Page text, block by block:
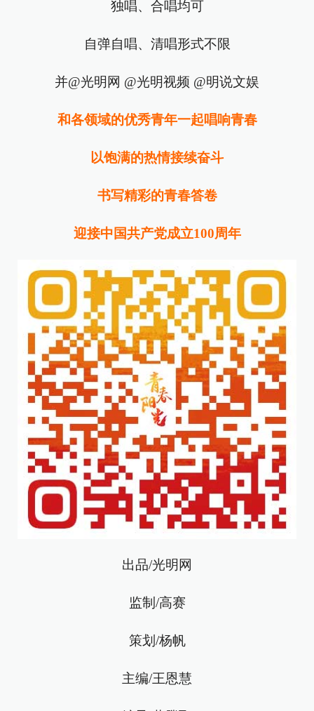
独唱、合唱均可
自弹自唱、清唱形式不限
并@光明网 @光明视频 @明说文娱
和各领域的优秀青年一起唱响青春
以饱满的热情接续奋斗
书写精彩的青春答卷
迎接中国共产党成立100周年
出品/光明网
监制/高赛
策划/杨帆
主编/王恩慧